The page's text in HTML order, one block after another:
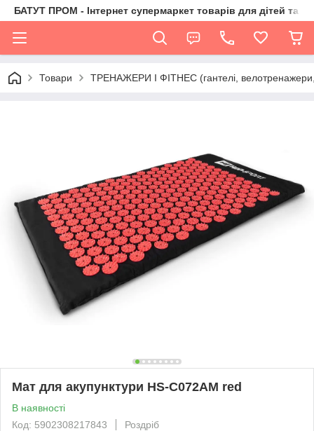
БАТУТ ПРОМ - Інтернет супермаркет товарів для дітей та їх
Товари ТРЕНАЖЕРИ І ФІТНЕС (гантелі, велотренажери,
Мат для акупунктури HS-C072AM red
В наявності
Код: 5902308217843
Роздріб